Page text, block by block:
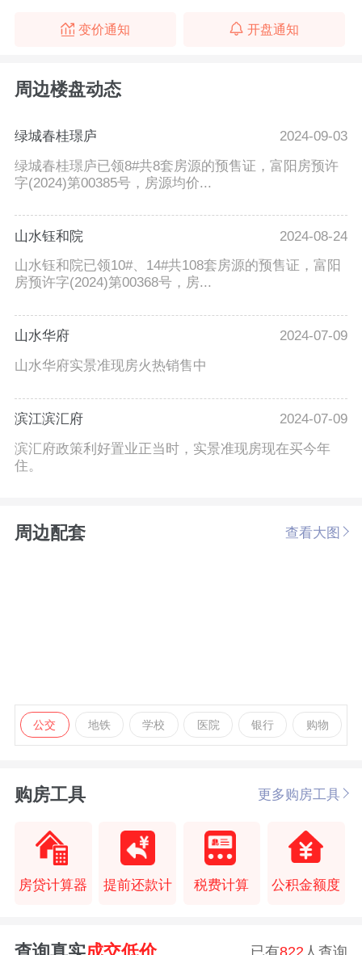
变价通知 开盘通知
周边楼盘动态
绿城春桂璟庐
2024-09-03
绿城春桂璟庐已领8#共8套房源的预售证，富阳房预许
字(2024)第00385号，房源均价...
山水钰和院
2024-08-24
山水钰和院已领10#、14#共108套房源的预售证，富阳
房预许字(2024)第00368号，房...
山水华府
2024-07-09
山水华府实景准现房火热销售中
滨江滨汇府
2024-07-09
滨汇府政策利好置业正当时，实景准现房现在买今年
住。
周边配套 查看大图
公交 地铁 学校 医院 银行 购物
购房工具 更多购房工具
房贷计算器 提前还款计 税费计算 公积金额度